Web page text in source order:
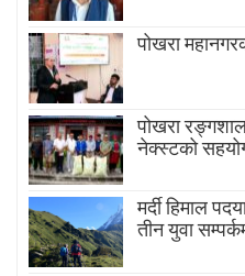
पोखरा
पोखरा
नेक्स्टको
मर्दी हिमाल
तीन युवा